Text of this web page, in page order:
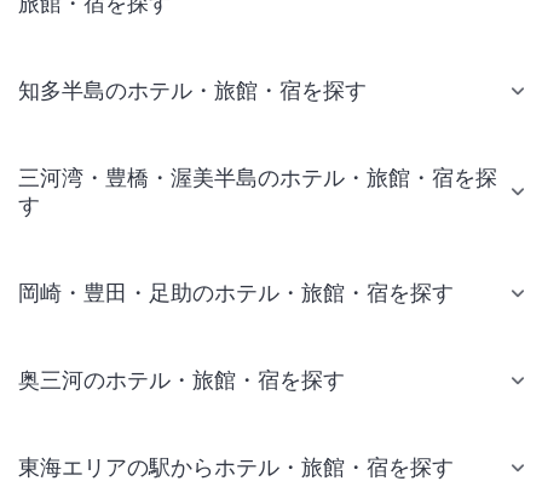
知多半島のホテル・旅館・宿を探す
三河湾・豊橋・渥美半島のホテル・旅館・宿を探
す
岡崎・豊田・足助のホテル・旅館・宿を探す
奥三河のホテル・旅館・宿を探す
東海エリアの駅からホテル・旅館・宿を探す